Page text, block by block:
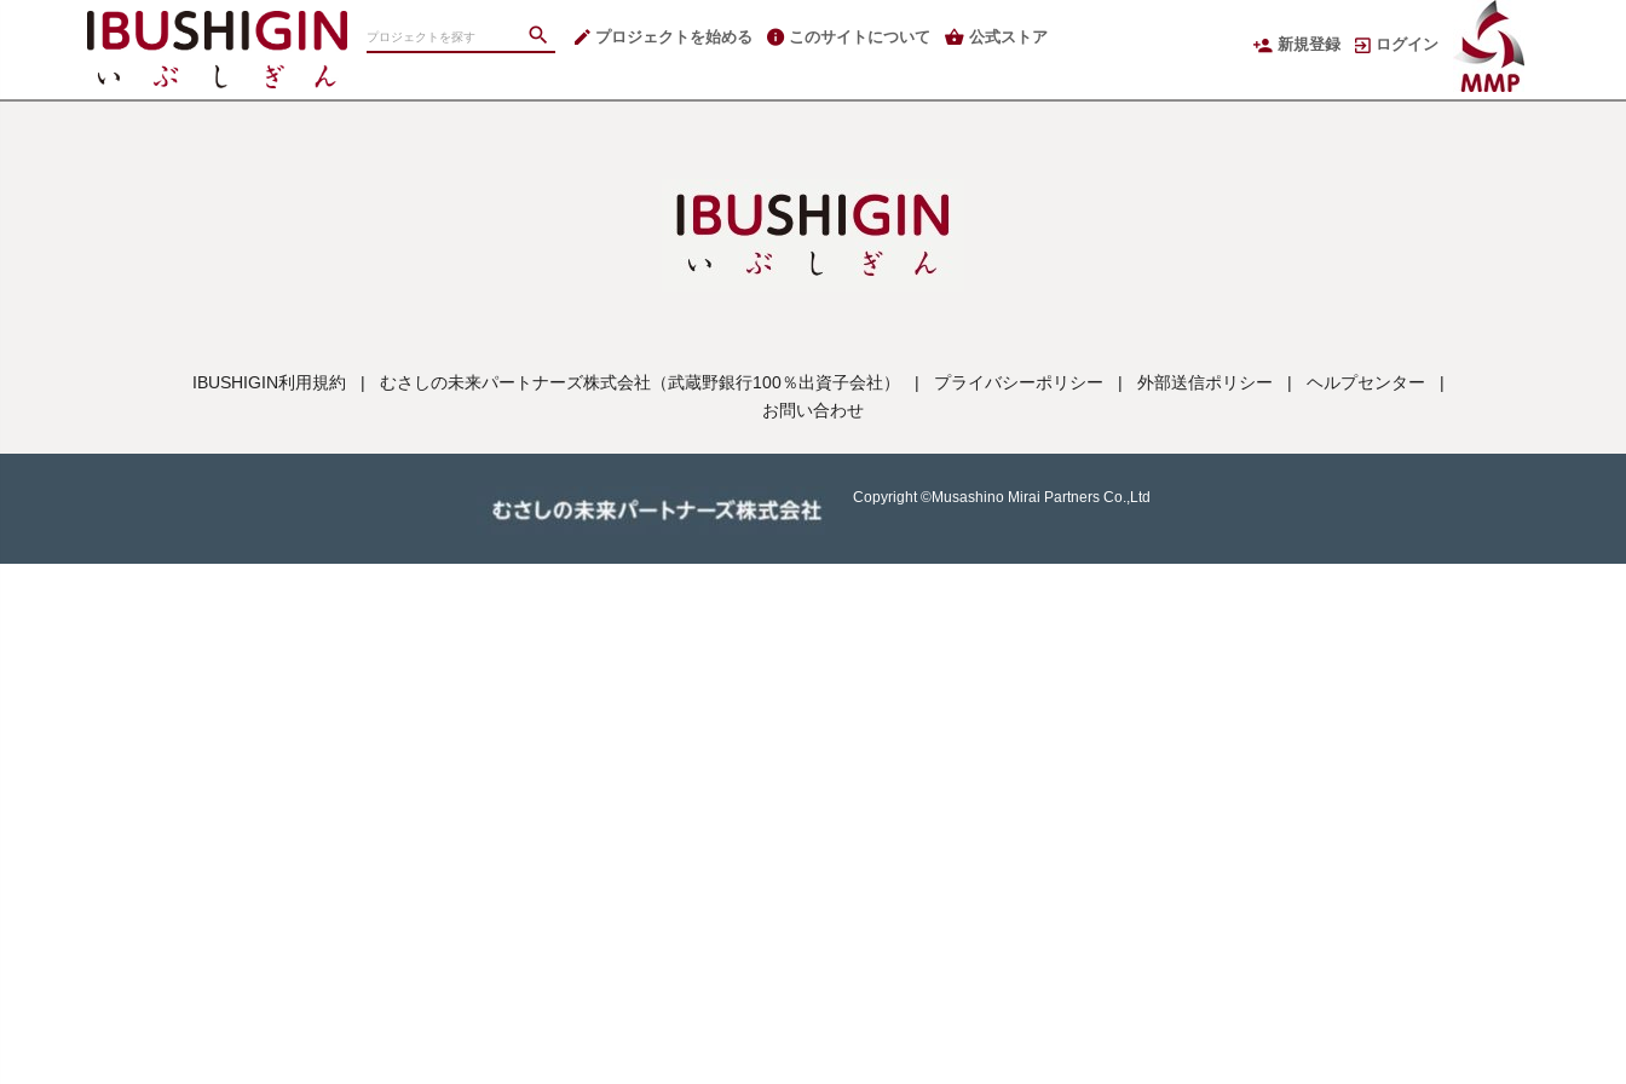
プロジェクトを始める このサイトについて 公式ストア 新規登録 ログイン
IBUSHIGIN利用規約 | むさしの未来パートナーズ株式会社（武蔵野銀行100％出資子会社） | プライバシーポリシー | 外部送信ポリシー | ヘルプセンター
|
お問い合わせ
Copyright ©Musashino Mirai Partners Co.,Ltd